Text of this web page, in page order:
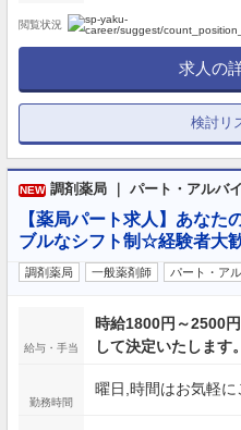
閲覧状況
求人の
検討リ
NEW 調剤薬局 ｜ パート・アルバ
【薬局パート求人】あなた
ブルなシフト制☆経験者大
調剤薬局 一般薬剤師 パート・ア
給与・手当
時給1800円～2500
して決定いたします
勤務時間
曜日,時間はお気軽